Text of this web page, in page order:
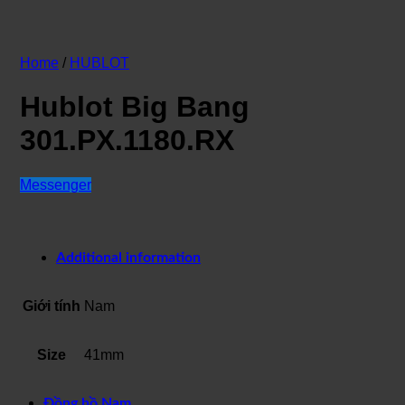
Home / HUBLOT
Hublot Big Bang
301.PX.1180.RX
Messenger
Additional information
Giới tính Nam
Size 41mm